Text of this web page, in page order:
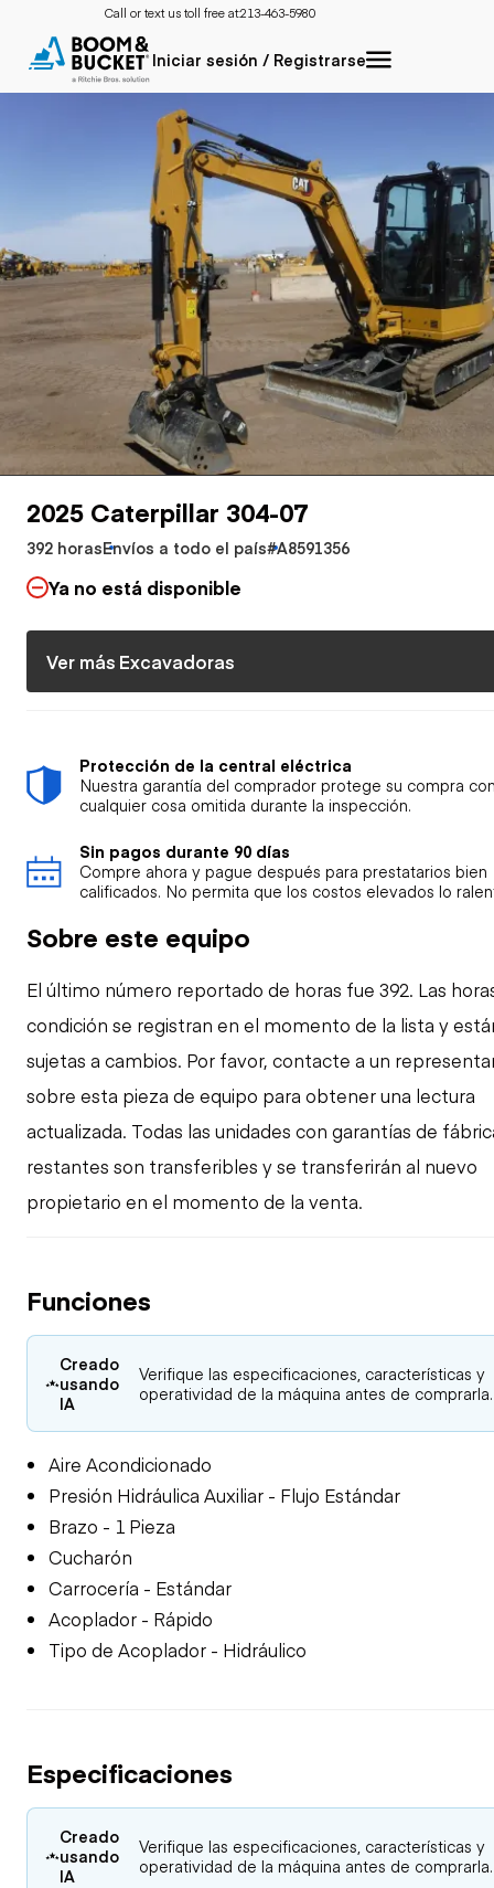
Call or text us toll free at:213-463-5980
Iniciar sesión / Registrarse
2025 Caterpillar 304-07
392 horasEnvíos a todo el país#A8591356
Ya no está disponible
Ver más Excavadoras
Protección de la central eléctrica
Nuestra garantía del comprador protege su compra
cualquier cosa omitida durante la inspección.
Sin pagos durante 90 días
Compre ahora y pague después para prestatarios bien
calificados. No permita que los costos elevados lo
Sobre este equipo
El último número reportado de horas fue 392. Las
condición se registran en el momento de la lista y
sujetas a cambios. Por favor, contacte a un
sobre esta pieza de equipo para obtener una lectura
actualizada. Todas las unidades con garantías de
restantes son transferibles y se transferirán al nuevo
propietario en el momento de la venta.
Funciones
Creado
usando
IA
Verifique las especificaciones, características y
operatividad de la máquina antes de comprarla.
Aire Acondicionado
Presión Hidráulica Auxiliar - Flujo Estándar
Brazo - 1 Pieza
Cucharón
Carrocería - Estándar
Acoplador - Rápido
Tipo de Acoplador - Hidráulico
Especificaciones
Creado
usando
IA
Verifique las especificaciones, características y
operatividad de la máquina antes de comprarla.